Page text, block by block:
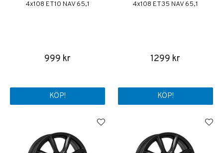
4x108 ET10 NAV 65,1
999 kr
KÖP!
4x108 ET35 NAV 65,1
1299 kr
KÖP!